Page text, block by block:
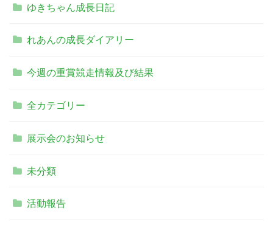
ゆきちゃん成長日記
れあんの成長ダイアリー
今週の重賞競走情報及び結果
全カテゴリー
展示会のお知らせ
未分類
活動報告